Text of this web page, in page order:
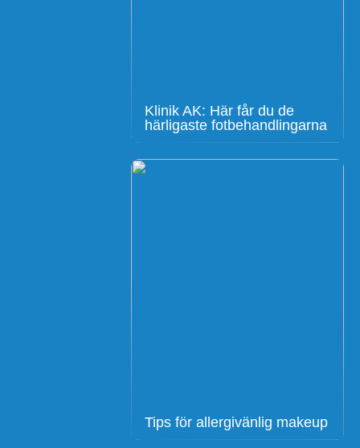
Klinik AK: Här får du de
härligaste fotbehandlingarna
Tips för allergivänlig makeup